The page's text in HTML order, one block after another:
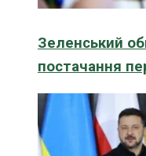
Зеленський
постачання